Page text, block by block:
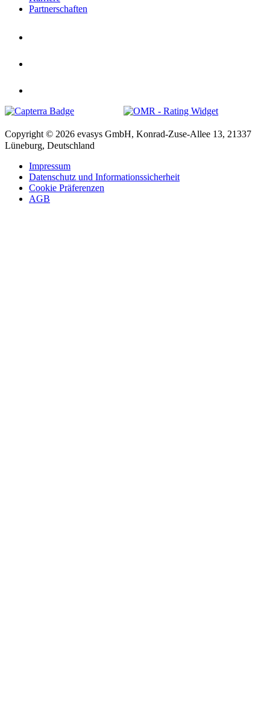
Partnerschaften
Copyright © 2026 evasys GmbH, Konrad-Zuse-Allee 13, 21337
Lüneburg, Deutschland
Impressum
Datenschutz und Informationssicherheit
Cookie Präferenzen
AGB